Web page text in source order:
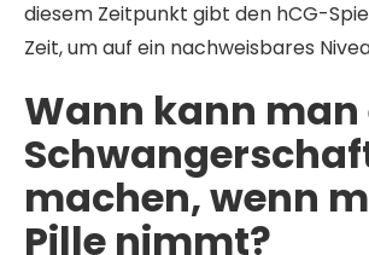
diesem Zeitpunkt gibt den hCG-
Zeit, um auf ein nachweisbares
Wann kann man
machen, wenn
Pille nimmt?